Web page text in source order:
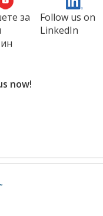
за
Follow us on
LinkedIn
now!